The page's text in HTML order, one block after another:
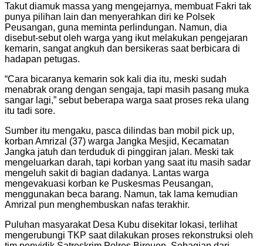
Takut diamuk massa yang mengejarnya, membuat Fakri tak
punya pilihan lain dan menyerahkan diri ke Polsek
Peusangan, guna meminta perlindungan. Namun, dia
disebut-sebut oleh warga yang ikut melakukan pengejaran
kemarin, sangat angkuh dan bersikeras saat berbicara di
hadapan petugas.
“Cara bicaranya kemarin sok kali dia itu, meski sudah
menabrak orang dengan sengaja, tapi masih pasang muka
sangar lagi,” sebut beberapa warga saat proses reka ulang
itu tadi sore.
Sumber itu mengaku, pasca dilindas ban mobil pick up,
korban Amrizal (37) warga Jangka Mesjid, Kecamatan
Jangka jatuh dan terduduk di pinggiran jalan. Meski tak
mengeluarkan darah, tapi korban yang saat itu masih sadar
mengeluh sakit di bagian dadanya. Lantas warga
mengevakuasi korban ke Puskesmas Peusangan,
menggunakan beca barang. Namun, tak lama kemudian
Amrizal pun menghembuskan nafas terakhir.
Puluhan masyarakat Desa Kubu disekitar lokasi, terlihat
mengerubungi TKP saat dilakukan proses rekonstruksi oleh